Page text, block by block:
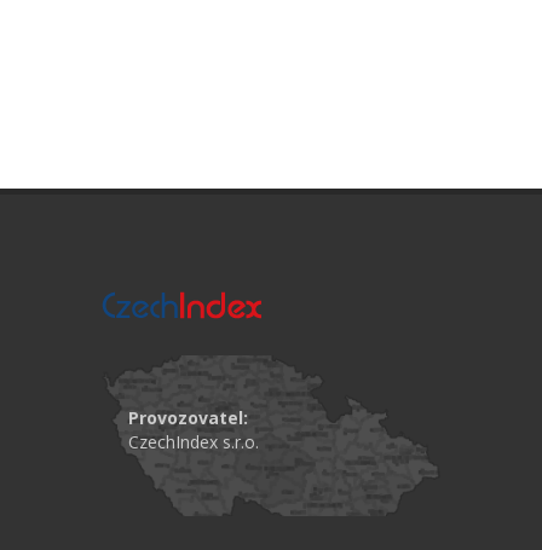
Provozovatel:
CzechIndex s.r.o.